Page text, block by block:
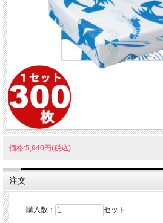
価格:5,940円(税込)
注文
購入数： セット